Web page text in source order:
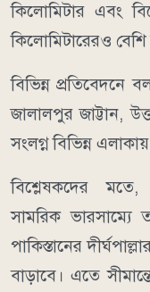
কিলোমিটার এবং
কিলোমিটারেরও
বিভিন্ন প্রতিবেদনে
জালালপুর জাট্টান,
সংলগ্ন বিভিন্ন
বিশ্লেষকদের
সামরিক
পাকিস্তানের
বাড়াবে। এতে